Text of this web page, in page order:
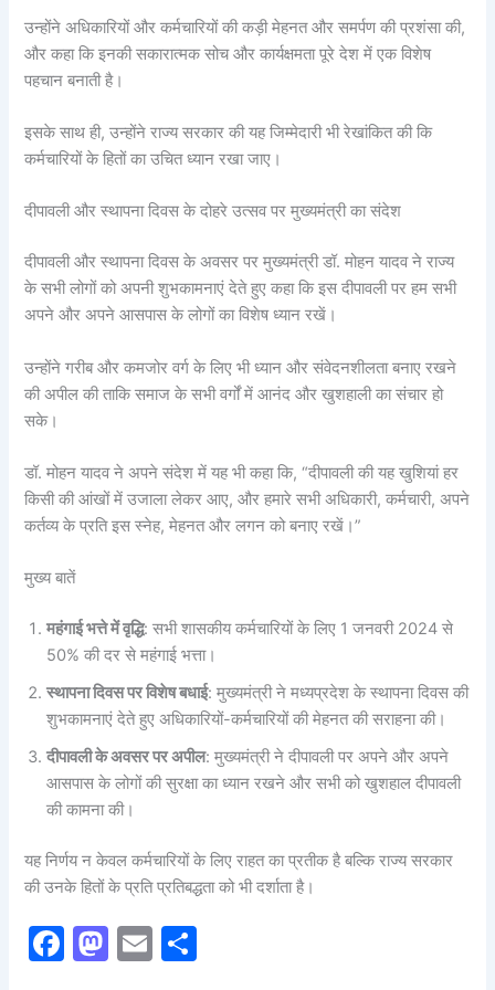
उन्होंने अधिकारियों और कर्मचारियों की कड़ी मेहनत और समर्पण की प्रशंसा की,
और कहा कि इनकी सकारात्मक सोच और कार्यक्षमता पूरे देश में एक विशेष
पहचान बनाती है।
इसके साथ ही, उन्होंने राज्य सरकार की यह जिम्मेदारी भी रेखांकित की कि
कर्मचारियों के हितों का उचित ध्यान रखा जाए।
दीपावली और स्थापना दिवस के दोहरे उत्सव पर मुख्यमंत्री का संदेश
दीपावली और स्थापना दिवस के अवसर पर मुख्यमंत्री डॉ. मोहन यादव ने राज्य
के सभी लोगों को अपनी शुभकामनाएं देते हुए कहा कि इस दीपावली पर हम सभी
अपने और अपने आसपास के लोगों का विशेष ध्यान रखें।
उन्होंने गरीब और कमजोर वर्ग के लिए भी ध्यान और संवेदनशीलता बनाए रखने
की अपील की ताकि समाज के सभी वर्गों में आनंद और खुशहाली का संचार हो
सके।
डॉ. मोहन यादव ने अपने संदेश में यह भी कहा कि, “दीपावली की यह खुशियां हर
किसी की आंखों में उजाला लेकर आए, और हमारे सभी अधिकारी, कर्मचारी, अपने
कर्तव्य के प्रति इस स्नेह, मेहनत और लगन को बनाए रखें।”
मुख्य बातें
महंगाई भत्ते में वृद्धि: सभी शासकीय कर्मचारियों के लिए 1 जनवरी 2024 से
50% की दर से महंगाई भत्ता।
स्थापना दिवस पर विशेष बधाई: मुख्यमंत्री ने मध्यप्रदेश के स्थापना दिवस की
शुभकामनाएं देते हुए अधिकारियों-कर्मचारियों की मेहनत की सराहना की।
दीपावली के अवसर पर अपील: मुख्यमंत्री ने दीपावली पर अपने और अपने
आसपास के लोगों की सुरक्षा का ध्यान रखने और सभी को खुशहाल दीपावली
की कामना की।
यह निर्णय न केवल कर्मचारियों के लिए राहत का प्रतीक है बल्कि राज्य सरकार
की उनके हितों के प्रति प्रतिबद्धता को भी दर्शाता है।
F
M E